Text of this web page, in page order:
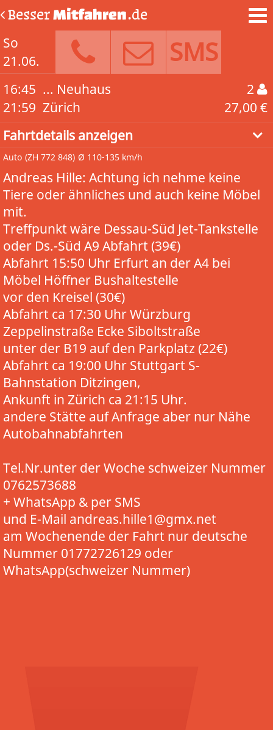
BesserMitfahren.de
So
21.06.
SMS
16:45
21:59
... Neuhaus
Zürich
2
27,00 €
Fahrtdetails anzeigen
Auto (ZH 772 848) Ø 110-135 km/h
Andreas Hille: Achtung ich nehme keine
Tiere oder ähnliches und auch keine Möbel
mit.
Treffpunkt wäre Dessau-Süd Jet-Tankstelle
oder Ds.-Süd A9 Abfahrt (39€)
Abfahrt 15:50 Uhr Erfurt an der A4 bei
Möbel Höffner Bushaltestelle
vor den Kreisel (30€)
Abfahrt ca 17:30 Uhr Würzburg
Zeppelinstraße Ecke Siboltstraße
unter der B19 auf den Parkplatz (22€)
Abfahrt ca 19:00 Uhr Stuttgart S-
Bahnstation Ditzingen,
Ankunft in Zürich ca 21:15 Uhr.
andere Stätte auf Anfrage aber nur Nähe
Autobahnabfahrten
Tel.Nr.unter der Woche schweizer Nummer
0762573688
+ WhatsApp & per SMS
und E-Mail andreas.hille1@gmx.net
am Wochenende der Fahrt nur deutsche
Nummer 01772726129 oder
WhatsApp(schweizer Nummer)